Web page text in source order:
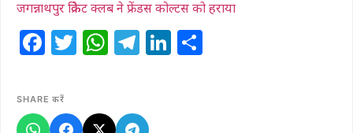
जगन्नाथपुर क्रिकेट क्लब ने फ्रेंडस कोल्टस को हराया
Facebook
Twitter
WhatsApp
Telegram
LinkedIn
SHARE करें